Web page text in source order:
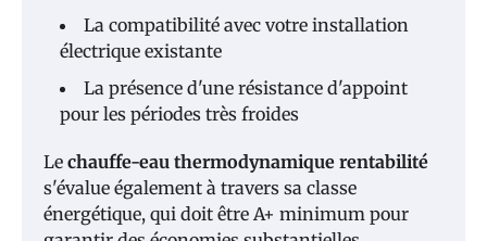
La compatibilité avec votre installation
électrique existante
La présence d'une résistance d'appoint
pour les périodes très froides
Le chauffe-eau thermodynamique rentabilité
s'évalue également à travers sa classe
énergétique, qui doit être A+ minimum pour